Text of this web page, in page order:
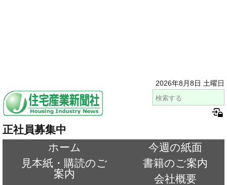
2026年8月8日 土曜日
正社員募集中
ホーム
今週の紙面
見本紙・購読のご
案内
書籍のご案内
会社概要